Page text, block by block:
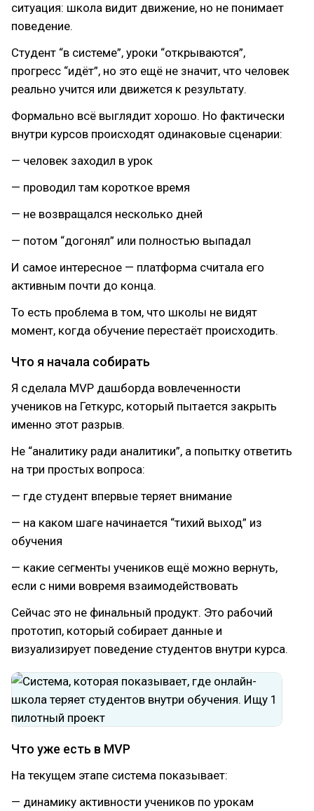
ситуация: школа видит движение, но не понимает
поведение.
Студент “в системе”, уроки “открываются”,
прогресс “идёт”, но это ещё не значит, что человек
реально учится или движется к результату.
Формально всё выглядит хорошо. Но фактически
внутри курсов происходят одинаковые сценарии:
— человек заходил в урок
— проводил там короткое время
— не возвращался несколько дней
— потом “догонял” или полностью выпадал
И самое интересное — платформа считала его
активным почти до конца.
То есть проблема в том, что школы не видят
момент, когда обучение перестаёт происходить.
Что я начала собирать
Я сделала MVP дашборда вовлеченности
учеников на Геткурс, который пытается закрыть
именно этот разрыв.
Не “аналитику ради аналитики”, а попытку ответить
на три простых вопроса:
— где студент впервые теряет внимание
— на каком шаге начинается “тихий выход” из
обучения
— какие сегменты учеников ещё можно вернуть,
если с ними вовремя взаимодействовать
Сейчас это не финальный продукт. Это рабочий
прототип, который собирает данные и
визуализирует поведение студентов внутри курса.
Что уже есть в MVP
На текущем этапе система показывает:
— динамику активности учеников по урокам